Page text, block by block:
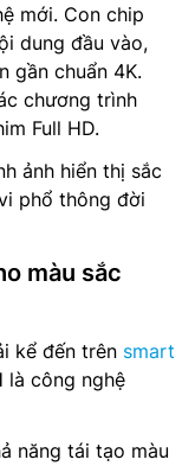
mới. Con chip
dung đầu vào,
gần chuẩn 4K.
chương trình
Full HD.
ảnh hiển thị sắc
phổ thông đời
màu sắc
kể đến trên smart
là công nghệ
năng tái tạo màu